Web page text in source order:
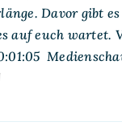
Davor gibt
auf euch wartet.